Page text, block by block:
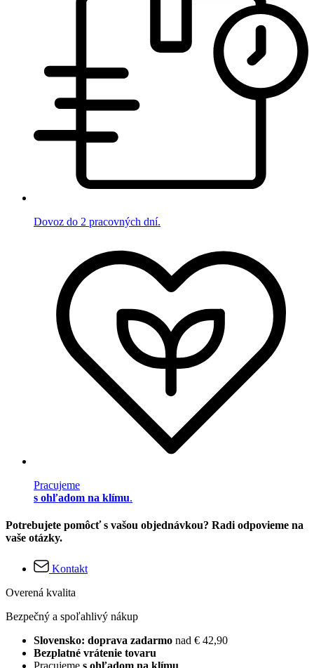
Dovoz do 2 pracovných dní.
Pracujeme
s ohľadom na klímu.
Potrebujete pomôcť s vašou objednávkou? Radi odpovieme na
vaše otázky.
Kontakt
Overená kvalita
Bezpečný a spoľahlivý nákup
Slovensko: doprava zadarmo nad € 42,90
Bezplatné vrátenie tovaru
Pracujeme s ohľadom na klímu